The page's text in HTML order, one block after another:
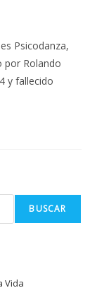
Psicodanza,
por Rolando
y fallecido
BUSCAR
Vida